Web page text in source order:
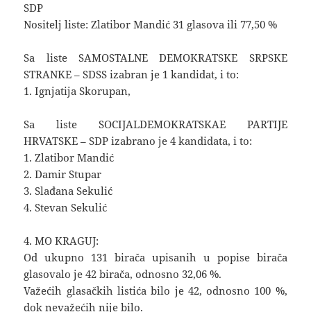
SDP
Nositelj liste: Zlatibor Mandić 31 glasova ili 77,50 %
Sa liste SAMOSTALNE DEMOKRATSKE SRPSKE
STRANKE – SDSS izabran je 1 kandidat, i to:
1. Ignjatija Skorupan,
Sa liste SOCIJALDEMOKRATSKAE PARTIJE
HRVATSKE – SDP izabrano je 4 kandidata, i to:
1. Zlatibor Mandić
2. Damir Stupar
3. Slađana Sekulić
4. Stevan Sekulić
4. MO KRAGUJ:
Od ukupno 131 birača upisanih u popise birača
glasovalo je 42 birača, odnosno 32,06 %.
Važećih glasačkih listića bilo je 42, odnosno 100 %,
dok nevažećih nije bilo.